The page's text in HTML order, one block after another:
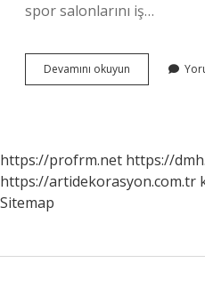
spor salonlarını iş…
Devamını okuyun
Nasıl
https://profrm.net https://
https://artidekorasyon.com.tr
Sitemap